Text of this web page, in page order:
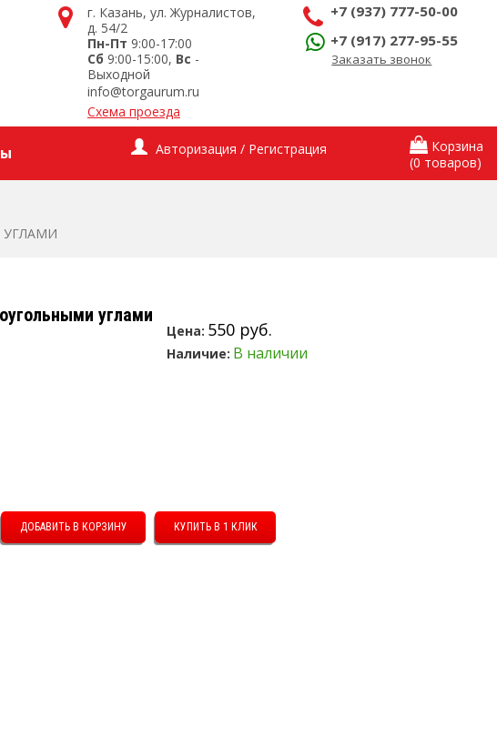
г. Казань, ул. Журналистов,
д. 54/2
Пн-Пт 9:00-17:00
Сб 9:00-15:00, Вс -
Выходной
info@torgaurum.ru
Схема проезда
+7 (937) 777-50-00
+7 (917) 277-95-55
Заказать звонок
Авторизация / Регистрация
Корзина
(0 товаров)
углами
Цена: 550 руб.
Наличие: В наличии
КУПИТЬ В 1 КЛИК